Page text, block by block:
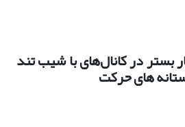
بستر در کانال‌های با شیب تند
های حرکت